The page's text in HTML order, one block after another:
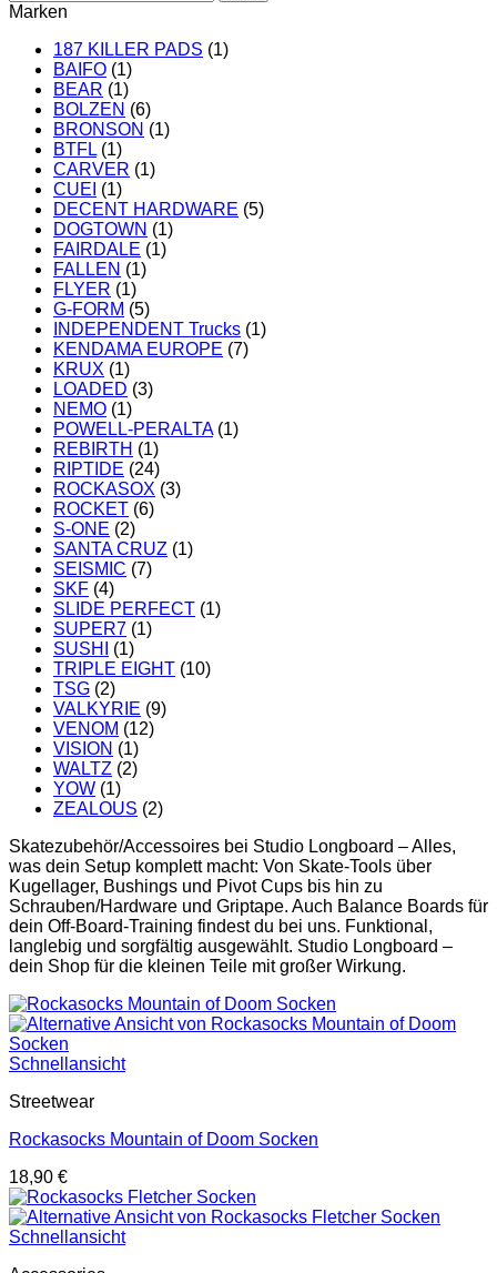
Marken
187 KILLER PADS (1)
BAIFO (1)
BEAR (1)
BOLZEN (6)
BRONSON (1)
BTFL (1)
CARVER (1)
CUEI (1)
DECENT HARDWARE (5)
DOGTOWN (1)
FAIRDALE (1)
FALLEN (1)
FLYER (1)
G-FORM (5)
INDEPENDENT Trucks (1)
KENDAMA EUROPE (7)
KRUX (1)
LOADED (3)
NEMO (1)
POWELL-PERALTA (1)
REBIRTH (1)
RIPTIDE (24)
ROCKASOX (3)
ROCKET (6)
S-ONE (2)
SANTA CRUZ (1)
SEISMIC (7)
SKF (4)
SLIDE PERFECT (1)
SUPER7 (1)
SUSHI
(1)
TRIPLE EIGHT (10)
TSG (2)
VALKYRIE (9)
VENOM (12)
VISION (1)
WALTZ (2)
YOW (1)
ZEALOUS (2)
Skatezubehör/Accessoires bei Studio Longboard – Alles,
was dein Setup komplett macht: Von Skate-Tools über
Kugellager, Bushings und Pivot Cups bis hin zu
Schrauben/Hardware und Griptape. Auch Balance Boards für
dein Off-Board-Training findest du bei uns. Funktional,
langlebig und sorgfältig ausgewählt. Studio Longboard –
dein Shop für die kleinen Teile mit großer Wirkung.
Schnellansicht
Streetwear
Rockasocks Mountain of Doom Socken
18,90 €
Schnellansicht